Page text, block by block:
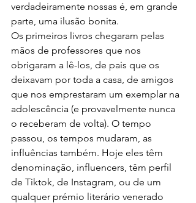
verdadeiramente nossas é, em grande
parte, uma ilusão bonita.
Os primeiros livros chegaram pelas
mãos de professores que nos
obrigaram a lê-los, de pais que os
deixavam por toda a casa, de amigos
que nos emprestaram um exemplar na
adolescência (e provavelmente nunca
o receberam de volta). O tempo
passou, os tempos mudaram, as
influências também. Hoje eles têm
denominação, influencers, têm perfil
de Tiktok, de Instagram, ou de um
qualquer prémio literário venerado